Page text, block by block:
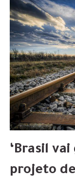
‘Brasil
projeto